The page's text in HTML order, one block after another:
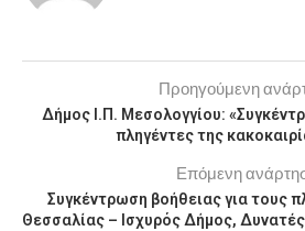
Προηγούμενη
Δήμος Ι.Π. Μεσολογγίου:
πληγέντες της
Επόμενη
Συγκέντρωση βοήθειας για τους
Θεσσαλίας – Ισχυρός Δήμος,